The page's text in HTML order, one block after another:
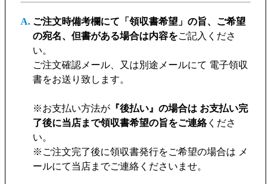
ご注文時備考欄にて「領収書希望」の旨、ご希望
の宛名、但書がある場合は内容をご記入くださ
い。
ご注文確認メール、又は別途メールにて 電子領収
書をお送り致します。
※お支払い方法が 『後払い』の場合は お支払い完
了後に当店まで領収書希望の旨をご連絡くださ
い。
※ご注文完了後に領収書発行をご希望の場合は メ
ールにて当店までご連絡くださいませ。